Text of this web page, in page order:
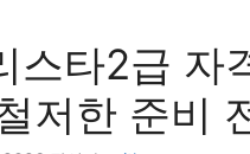
스타2급 자
저한 준비